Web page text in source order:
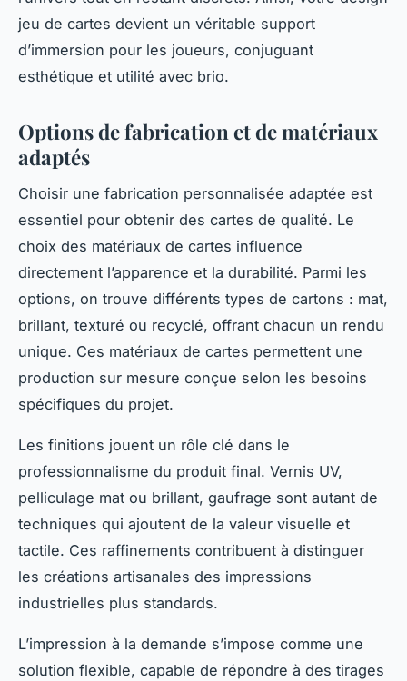
jeu de cartes devient un véritable support
d’immersion pour les joueurs, conjuguant
esthétique et utilité avec brio.
Options de fabrication et de matériaux
adaptés
Choisir une fabrication personnalisée adaptée est
essentiel pour obtenir des cartes de qualité. Le
choix des matériaux de cartes influence
directement l’apparence et la durabilité. Parmi les
options, on trouve différents types de cartons : mat,
brillant, texturé ou recyclé, offrant chacun un rendu
unique. Ces matériaux de cartes permettent une
production sur mesure conçue selon les besoins
spécifiques du projet.
Les finitions jouent un rôle clé dans le
professionnalisme du produit final. Vernis UV,
pelliculage mat ou brillant, gaufrage sont autant de
techniques qui ajoutent de la valeur visuelle et
tactile. Ces raffinements contribuent à distinguer
les créations artisanales des impressions
industrielles plus standards.
L’impression à la demande s’impose comme une
solution flexible, capable de répondre à des tirages